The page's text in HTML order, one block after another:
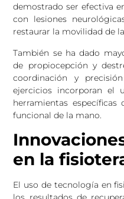
demostrado ser efectiva
con lesiones
restaurar la movilidad de
También se ha dado
de propiocepción y
coordinación y
ejercicios incorporan el
herramientas
funcional de la mano.
en la
El uso de tecnología en